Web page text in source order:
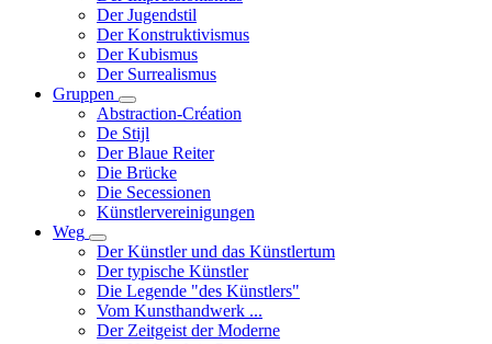
Der Jugendstil
Der Konstruktivismus
Der Kubismus
Der Surrealismus
Gruppen
Unternavigation
von
Gruppen
Abstraction-Création
De Stijl
Der Blaue Reiter
Die Brücke
Die Secessionen
Künstlervereinigungen
Weg
Unternavigation
von
Weg
Der Künstler und das Künstlertum
Der typische Künstler
Die Legende "des Künstlers"
Vom Kunsthandwerk ...
Der Zeitgeist der Moderne